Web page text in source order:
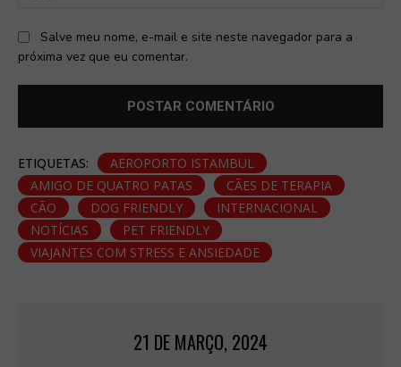
Salve meu nome, e-mail e site neste navegador para a
próxima vez que eu comentar.
ETIQUETAS:
AEROPORTO ISTAMBUL
AMIGO DE QUATRO PATAS
CÃES DE TERAPIA
CÃO
DOG FRIENDLY
INTERNACIONAL
NOTÍCIAS
PET FRIENDLY
VIAJANTES COM STRESS E ANSIEDADE
21 DE MARÇO, 2024